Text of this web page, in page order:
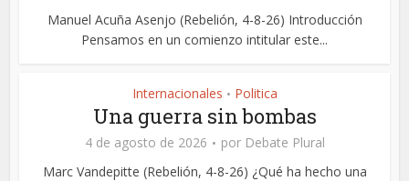
Manuel Acuña Asenjo (Rebelión, 4-8-26) Introducción
Pensamos en un comienzo intitular este...
Internacionales • Politica
Una guerra sin bombas
4 de agosto de 2026 por Debate Plural
Marc Vandepitte (Rebelión, 4-8-26) ¿Qué ha hecho una